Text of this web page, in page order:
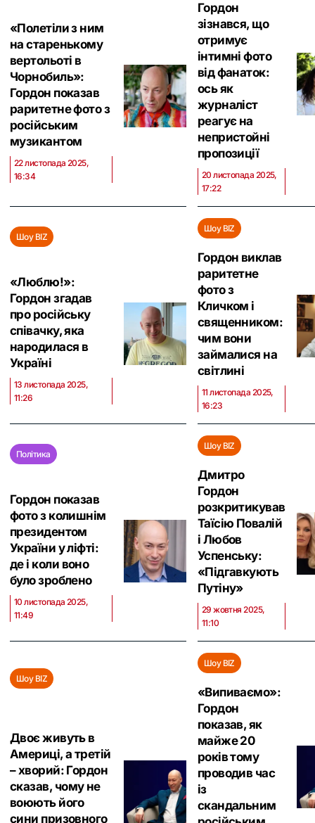
«Полетіли з ним
на старенькому
вертольоті в
Чорнобиль»:
Гордон показав
раритетне фото з
російським
музикантом
22 листопада 2025,
16:34
Гордон
зізнався, що
отримує
інтимні фото
від фанаток:
ось як
журналіст
реагує на
непристойні
пропозиції
20 листопада 2025,
17:22
Шоу BIZ
«Люблю!»:
Гордон згадав
про російську
співачку, яка
народилася в
Україні
13 листопада 2025,
11:26
Шоу BIZ
Гордон виклав
раритетне
фото з
Кличком і
священником:
чим вони
займалися на
світлині
11 листопада 2025,
16:23
Політика
Гордон показав
фото з колишнім
президентом
України у ліфті:
де і коли воно
було зроблено
10 листопада 2025,
11:49
Шоу BIZ
Дмитро
Гордон
розкритикував
Таїсію Повалій
і Любов
Успенську:
«‎Підгавкують
Путіну»
29 жовтня 2025,
11:10
Шоу BIZ
Двоє живуть в
Америці, а третій
– хворий: Гордон
сказав, чому не
воюють його
сини призовного
Шоу BIZ
«Випиваємо»:
Гордон
показав, як
майже 20
років тому
проводив час
із
скандальним